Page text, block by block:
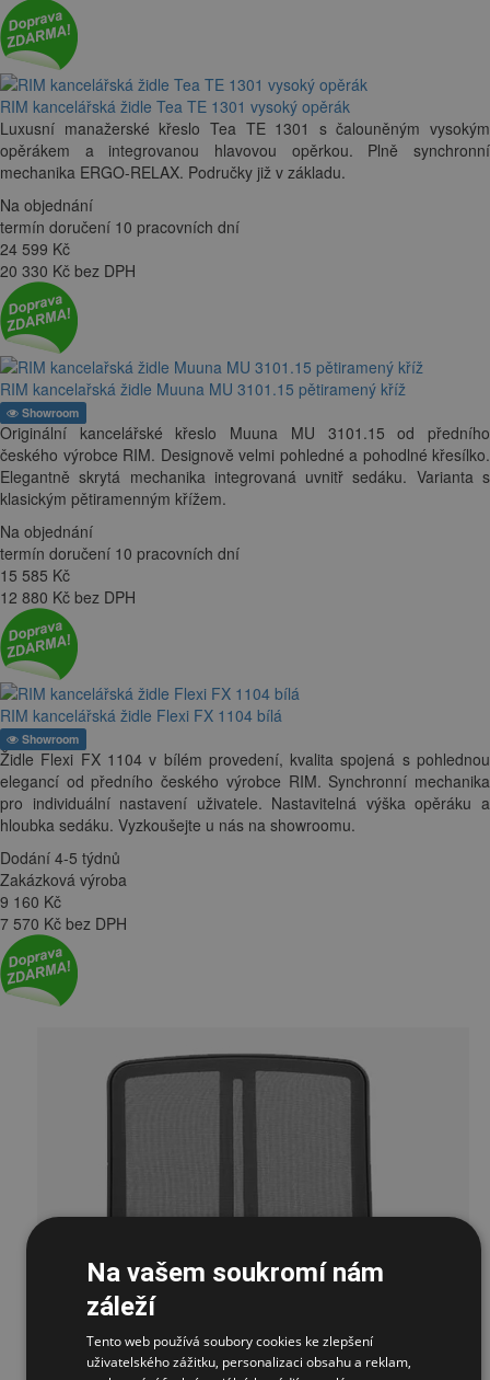
RIM kancelářská židle Tea TE 1301 vysoký opěrák
Luxusní manažerské křeslo Tea TE 1301 s čalouněným vysokým
opěrákem a integrovanou hlavovou opěrkou. Plně synchronní
mechanika ERGO-RELAX. Područky již v základu.
Na objednání
termín doručení 10 pracovních dní
24 599 Kč
20 330 Kč bez DPH
RIM kancelařská židle Muuna MU 3101.15 pětiramený kříž
Showroom
Originální kancelářské křeslo Muuna MU 3101.15 od předního
českého výrobce RIM. Designově velmi pohledné a pohodlné křesílko.
Elegantně skrytá mechanika integrovaná uvnitř sedáku. Varianta s
klasickým pětiramenným křížem.
Na objednání
termín doručení 10 pracovních dní
15 585 Kč
12 880 Kč bez DPH
RIM kancelářská židle Flexi FX 1104 bílá
Showroom
Židle Flexi FX 1104 v bílém provedení, kvalita spojená s pohlednou
elegancí od předního českého výrobce RIM. Synchronní mechanika
pro individuální nastavení uživatele. Nastavitelná výška opěráku a
hloubka sedáku. Vyzkoušejte u nás na showroomu.
Dodání 4-5 týdnů
Zakázková výroba
9 160 Kč
7 570 Kč bez DPH
Na vašem soukromí nám
záleží
Tento web používá soubory cookies ke zlepšení
uživatelského zážitku, personalizaci obsahu a reklam,